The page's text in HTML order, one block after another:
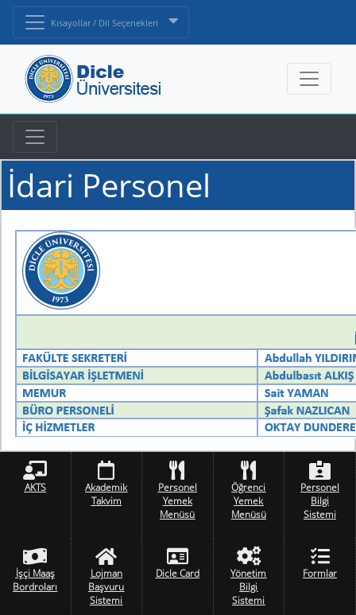
Kısayollar / Dil Seçenekleri
İdari Personel
AKTS
Akademik
Takvim
Personel
Yemek
Menüsü
Öğrenci
Yemek
Menüsü
Personel
Bilgi
Sistemi
İşçi Maaş
Bordroları
Lojman
Başvuru
Sistemi
Dicle Card
Yönetim
Bilgi
Sistemi
Formlar